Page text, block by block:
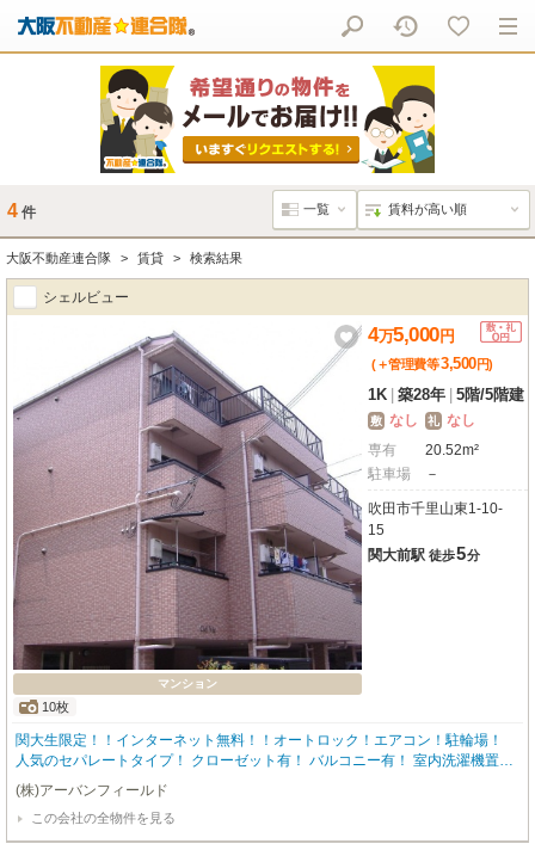
4 件
大阪不動産連合隊 賃貸 検索結果
シェルビュー
マンション
10枚
4万5,000円
(＋管理費等3,500円)
1K 築28年 5階/5階建
敷 なし 礼 なし
専有
20.52m²
駐車場
－
吹田市千里山東1-10-
15
関大前駅 徒歩5分
関大生限定！！インターネット無料！！オートロック！エアコン！駐輪場！
人気のセパレートタイプ！ クローゼット有！ バルコニー有！ 室内洗濯機置
場！
(株)アーバンフィールド
この会社の全物件を見る